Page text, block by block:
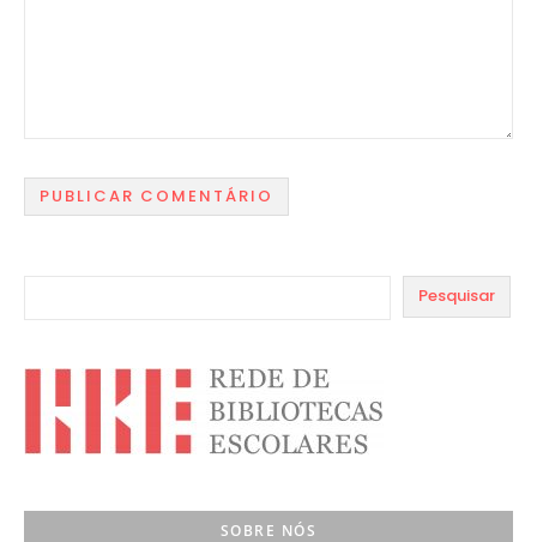
Pesquisar
SOBRE NÓS